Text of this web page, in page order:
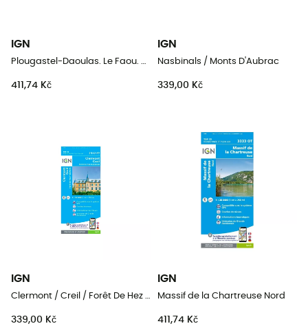
IGN
Plougastel-Daoulas. Le Faou. Pnr D'Armorique
411,74 Kč
IGN
Nasbinals / Monts D'Aubrac
339,00 Kč
IGN
Clermont / Creil / Forêt De Hez / Froidmont
339,00 Kč
IGN
Massif de la Chartreuse Nord
411,74 Kč